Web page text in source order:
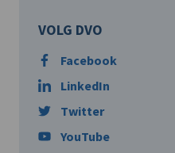
VOLG DVO
Facebook
LinkedIn
Twitter
YouTube